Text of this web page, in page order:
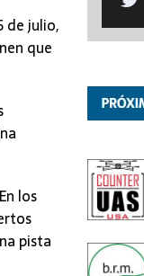
de julio,
que
los
pista